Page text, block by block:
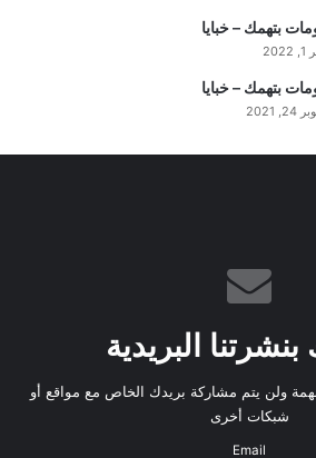
بتهمك – خبايا
بتهمك – خبايا
2021
البريدية
ولن يتم مشاركة بريدك الخاص مع مواقع أو
شبكات أخرى
Email